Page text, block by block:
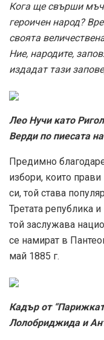
Кога ще свърши
героичен народ?
своята
Ние, народите,
издадат тази
Лео Нучи като
Верди по пиесата
Предимно
избори, които
си, той става
Третата република
той заслужава
се намират в
май 1885 г.
Кадър от
Лолобриджида и